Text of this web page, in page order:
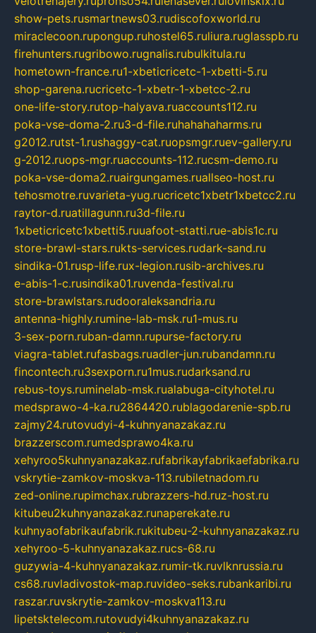
show-pets.rusmartnews03.rudiscofoxworld.ru
miraclecoon.rupongup.ruhostel65.ruliura.ruglasspb.ru
firehunters.rugribowo.rugnalis.rubulkitula.ru
hometown-france.ru1-xbeticricetc-1-xbetti-5.ru
shop-garena.rucricetc-1-xbetr-1-xbetcc-2.ru
one-life-story.rutop-halyava.ruaccounts112.ru
poka-vse-doma-2.ru3-d-file.ruhahahaharms.ru
g2012.rutst-1.rushaggy-cat.ruopsmgr.ruev-gallery.ru
g-2012.ruops-mgr.ruaccounts-112.rucsm-demo.ru
poka-vse-doma2.ruairgungames.ruallseo-host.ru
tehosmotre.ruvarieta-yug.rucricetc1xbetr1xbetcc2.ru
raytor-d.ruatillagunn.ru3d-file.ru
1xbeticricetc1xbetti5.ruuafoot-statti.rue-abis1c.ru
store-brawl-stars.rukts-services.rudark-sand.ru
sindika-01.rusp-life.rux-legion.rusib-archives.ru
e-abis-1-c.rusindika01.ruvenda-festival.ru
store-brawlstars.rudooraleksandria.ru
antenna-highly.rumine-lab-msk.ru1-mus.ru
3-sex-porn.ruban-damn.rupurse-factory.ru
viagra-tablet.rufasbags.ruadler-jun.rubandamn.ru
fincontech.ru3sexporn.ru1mus.rudarksand.ru
rebus-toys.ruminelab-msk.rualabuga-cityhotel.ru
medsprawo-4-ka.ru2864420.rublagodarenie-spb.ru
zajmy24.rutovudyi-4-kuhnyanazakaz.ru
brazzerscom.rumedsprawo4ka.ru
xehyroo5kuhnyanazakaz.rufabrikayfabrikaefabrika.ru
vskrytie-zamkov-moskva-113.rubiletnadom.ru
zed-online.rupimchax.rubrazzers-hd.ruz-host.ru
kitubeu2kuhnyanazakaz.runaperekate.ru
kuhnyaofabrikaufabrik.rukitubeu-2-kuhnyanazakaz.ru
xehyroo-5-kuhnyanazakaz.rucs-68.ru
guzywia-4-kuhnyanazakaz.rumir-tk.ruvlknrussia.ru
cs68.ruvladivostok-map.ruvideo-seks.rubankaribi.ru
raszar.ruvskrytie-zamkov-moskva113.ru
lipetsktelecom.rutovudyi4kuhnyanazakaz.ru